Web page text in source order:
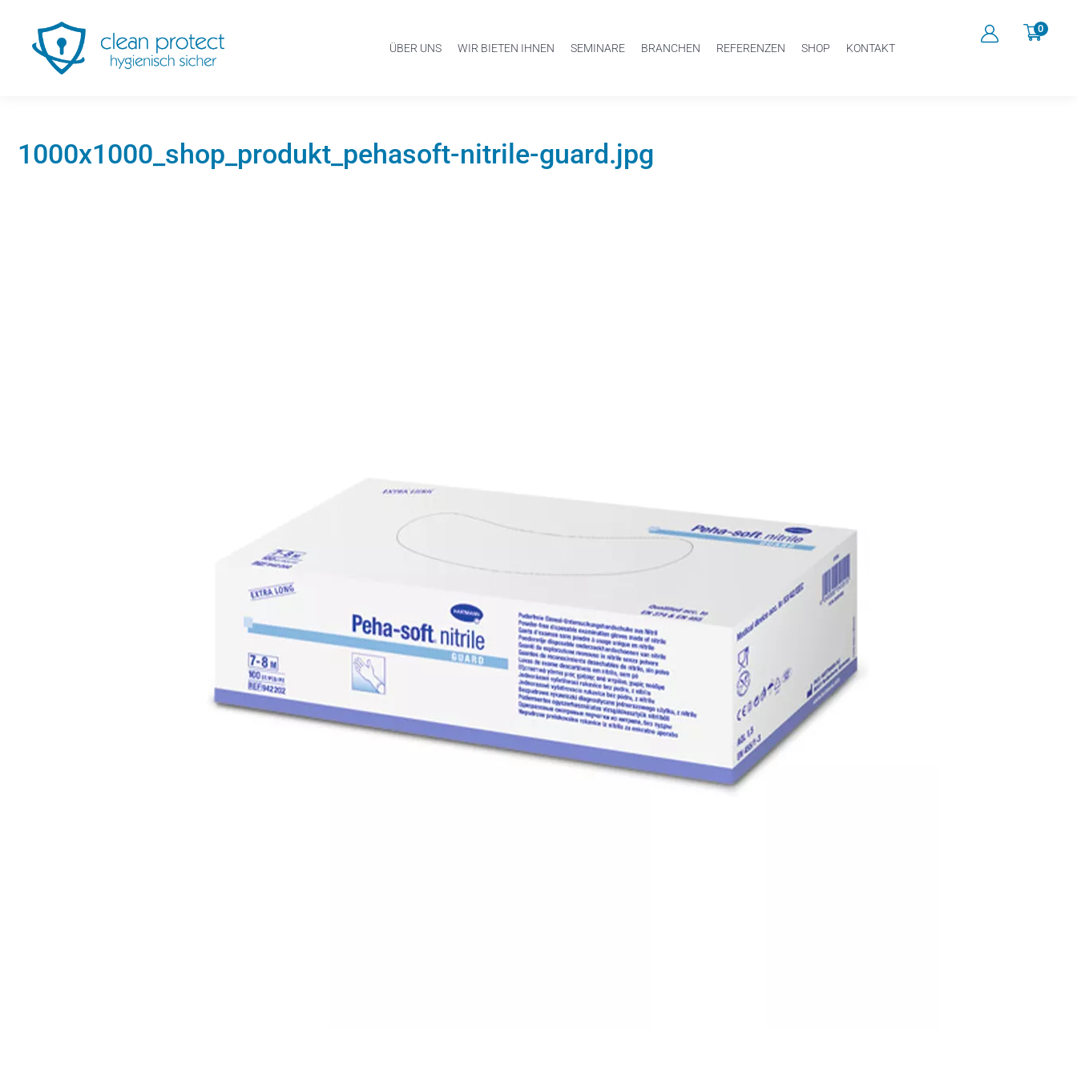
0
ÜBER UNS WIR BIETEN IHNEN SEMINARE BRANCHEN REFERENZEN SHOP KONTAKT
1000x1000_shop_produkt_pehasoft-nitrile-guard.jpg